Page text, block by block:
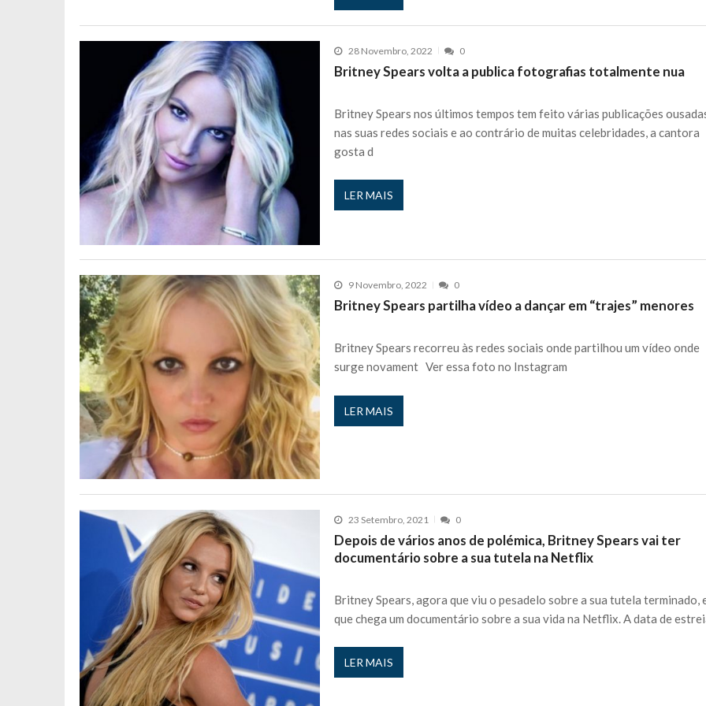
28 Novembro, 2022 0
Britney Spears volta a publica fotografias totalmente nua
Britney Spears nos últimos tempos tem feito várias publicações
nas suas redes sociais e ao contrário de muitas celebridades, a cantora
gosta d
LER MAIS
9 Novembro, 2022 0
Britney Spears partilha vídeo a dançar em “trajes” menores
Britney Spears recorreu às redes sociais onde partilhou um vídeo onde
surge novament Ver essa foto no Instagram
LER MAIS
23 Setembro, 2021 0
Depois de vários anos de polémica, Britney Spears vai ter
documentário sobre a sua tutela na Netflix
Britney Spears, agora que viu o pesadelo sobre a sua tutela terminado,
que chega um documentário sobre a sua vida na Netflix. A data de
LER MAIS